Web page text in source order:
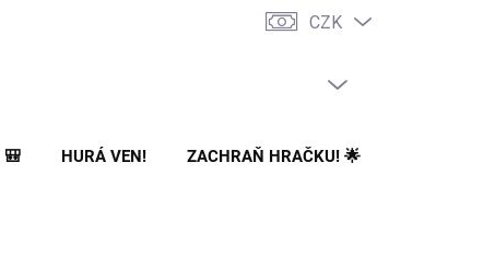
CZK
🎒 HURÁ VEN! ZACHRAŇ HRAČKU! 🌟